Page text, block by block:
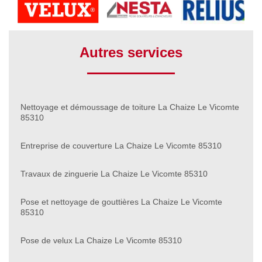
Autres services
Nettoyage et démoussage de toiture La Chaize Le Vicomte
85310
Entreprise de couverture La Chaize Le Vicomte 85310
Travaux de zinguerie La Chaize Le Vicomte 85310
Pose et nettoyage de gouttières La Chaize Le Vicomte
85310
Pose de velux La Chaize Le Vicomte 85310